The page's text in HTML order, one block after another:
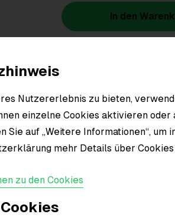
Nutzererlebnis zu bieten,
einzelne Cookies aktivieren oder
Sie auf „Weitere Informationen“, um
mehr Details über
zu den Cookies
In den
Material